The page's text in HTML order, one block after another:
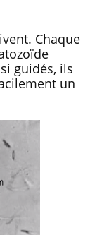
Chaque
guidés, ils
un